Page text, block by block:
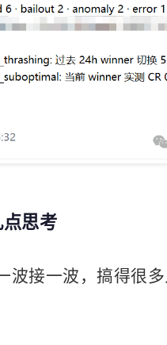
思考
波接一波，搞得很